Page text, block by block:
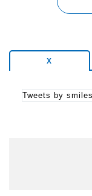
【フライングガー
ドもお待ちしていま
みんなで気になる
◎番組Xアカウント
つぶやく時は、ハ
X
Tweets by